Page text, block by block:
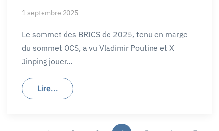
1 septembre 2025
Le sommet des BRICS de 2025, tenu en marge
du sommet OCS, a vu Vladimir Poutine et Xi
Jinping jouer…
Lire...